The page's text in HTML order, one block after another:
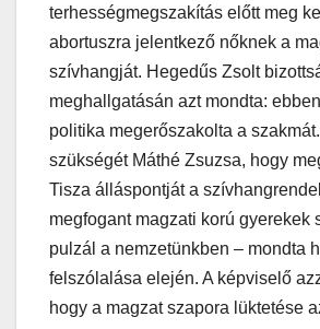
terhességmegszakítás előtt meg
abortuszra jelentkező nőknek a
szívhangját. Hegedűs Zsolt
meghallgatásán azt mondta:
politika megerőszakolta a
szükségét Máthé Zsuzsa, hogy
Tisza álláspontját a
megfogant magzati korú gyerekek
pulzál a nemzetünkben – mondta
felszólalása elején. A képviselő
hogy a magzat szapora lüktetése